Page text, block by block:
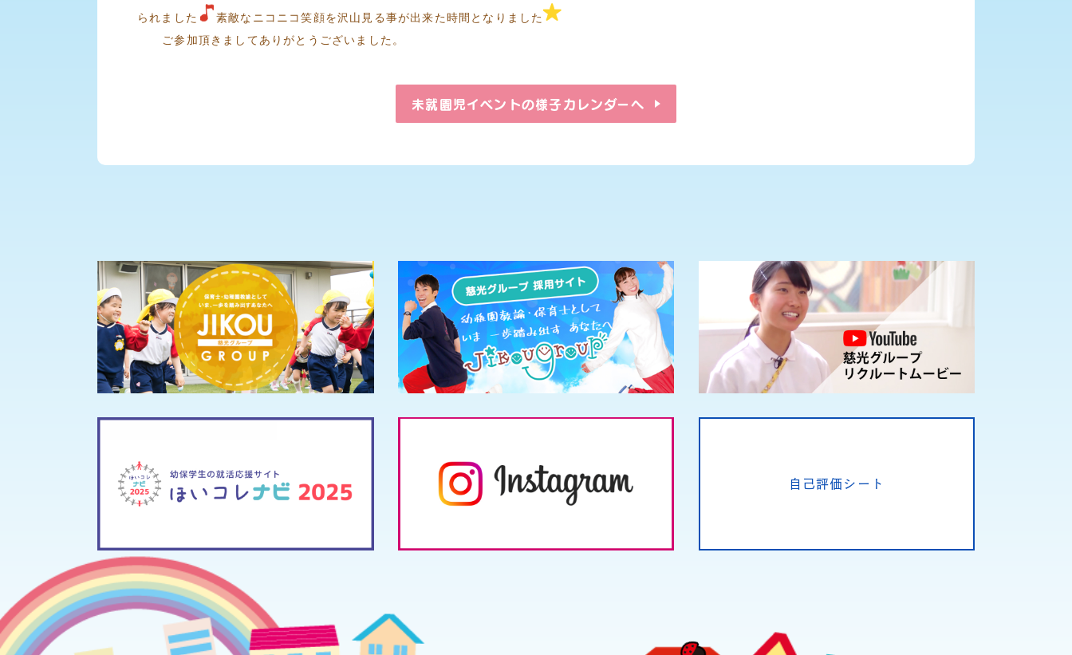
られました
素敵なニコニコ笑顔を沢山見る事が出来た時間となりました
ご参加頂きましてありがとうございました。
未就園児イベントの様子 カレンダーへ
自己評価シート